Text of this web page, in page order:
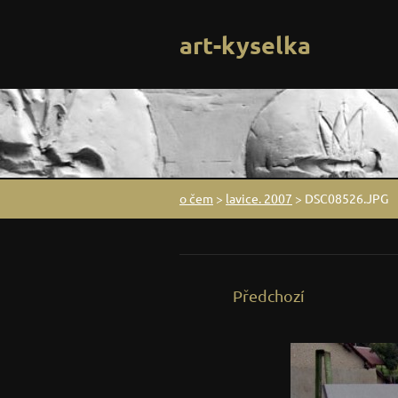
art-kyselka
o čem > lavice. 2007 > DSC08526.JPG
Předchozí